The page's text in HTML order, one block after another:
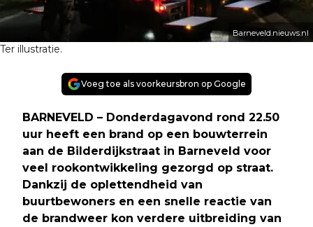
Barneveld.nieuws.nl
Ter illustratie.
Voeg toe als voorkeursbron op Google
BARNEVELD – Donderdagavond rond 22.50
uur heeft een brand op een bouwterrein
aan de Bilderdijkstraat in Barneveld voor
veel rookontwikkeling gezorgd op straat.
Dankzij de oplettendheid van
buurtbewoners en een snelle reactie van
de brandweer kon verdere uitbreiding van